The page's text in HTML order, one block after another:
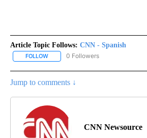
Article Topic Follows: CNN - Spanish
FOLLOW FOLLOW "CNN - SPANISH" TO
0 Followers
Jump to comments ↓
CNN Newsource